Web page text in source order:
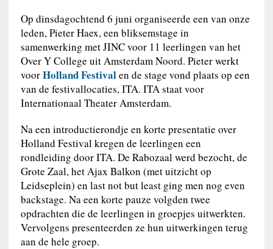
Op dinsdagochtend 6 juni organiseerde een van onze
leden, Pieter Haex, een bliksemstage in
samenwerking met JINC voor 11 leerlingen van het
Over Y College uit Amsterdam Noord. Pieter werkt
voorHolland Festivalen de stage vond plaats op een
van de festivallocaties, ITA. ITA staat voor
Internationaal Theater Amsterdam.
Na een introductierondje en korte presentatie over
Holland Festival kregen de leerlingen een
rondleiding door ITA. De Rabozaal werd bezocht, de
Grote Zaal, het Ajax Balkon (met uitzicht op
Leidseplein) en last not but least ging men nog even
backstage. Na een korte pauze volgden twee
opdrachten die de leerlingen in groepjes uitwerkten.
Vervolgens presenteerden ze hun uitwerkingen terug
aan de hele groep.